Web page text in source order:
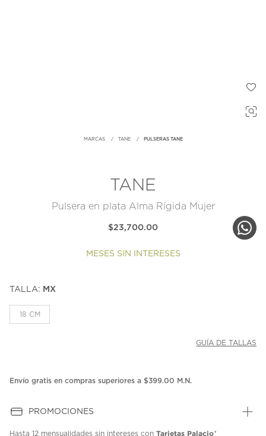
MARCAS TANE PULSERAS TANE
TANE
Pulsera en plata Alma Rígida Mujer
$23,700.00
MESES SIN INTERESES
TALLA: MX
18 CM
GUÍA DE TALLAS
Envío gratis en compras superiores a $399.00 M.N.
PROMOCIONES
Hasta 12 mensualidades sin intereses con Tarjetas Palacio*